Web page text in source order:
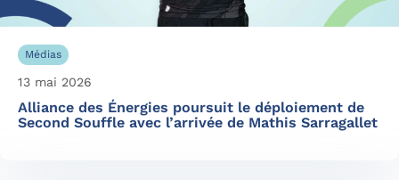
Médias
13 mai 2026
Alliance des Énergies poursuit le déploiement de
Second Souffle avec l’arrivée de Mathis Sarragallet